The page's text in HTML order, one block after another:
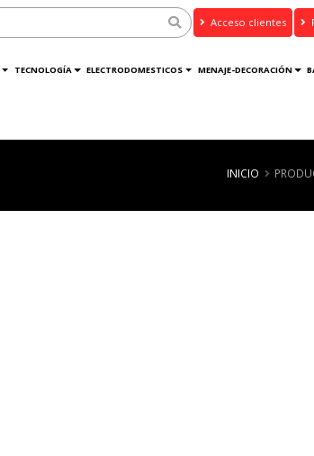
Acceso clientes
TECNOLOGÍA ELECTRODOMESTICOS MENAJE-DECORACIÓN
INICIO